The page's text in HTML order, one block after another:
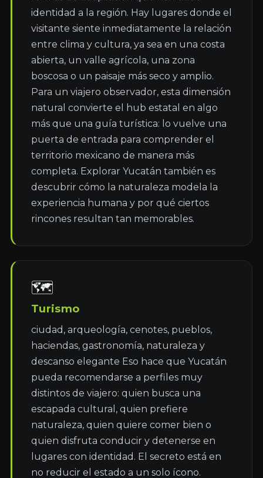
identidad a la región. Hay lugares donde el
visitante siente inmediatamente la relación
entre clima y cultura, ya sea en una costa
abierta, un valle agrícola, una zona
boscosa o un paisaje más seco y amplio.
Para un viajero observador, esta dimensión
natural convierte el hub estatal en algo
más que una guía turística: lo vuelve una
puerta de entrada para comprender el
territorio mexicano de manera más
completa. Explorar Yucatán también es
descubrir cómo la naturaleza modela la
experiencia humana y por qué ciertos
rincones resultan tan memorables.
🗺
Turismo
ciudad, arqueología, cenotes, pueblos,
haciendas, gastronomía, naturaleza y
descanso elegante Eso hace que Yucatán
pueda recomendarse a perfiles muy
distintos de viajero: quien busca una
escapada cultural, quien prefiere
naturaleza, quien quiere comer bien o
quien disfruta conducir y detenerse en
lugares con identidad. El secreto está en
no reducir el estado a un solo ícono.